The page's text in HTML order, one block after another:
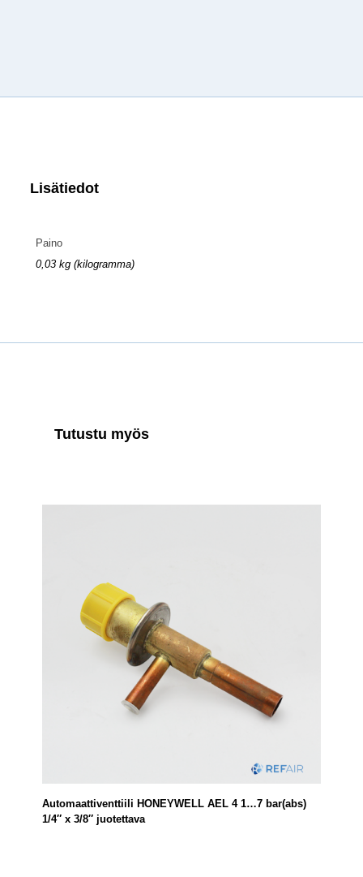
Lisätiedot
Paino
0,03 kg (kilogramma)
Tutustu myös
Automaattiventtiili HONEYWELL AEL 4 1…7 bar(abs)
1/4″ x 3/8″ juotettava